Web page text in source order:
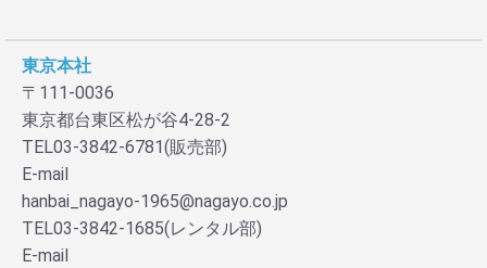
東京本社
〒111-0036
東京都台東区松が谷4-28-2
TEL03-3842-6781(販売部)
E-mail
hanbai_nagayo-1965@nagayo.co.jp
TEL03-3842-1685(レンタル部)
E-mail